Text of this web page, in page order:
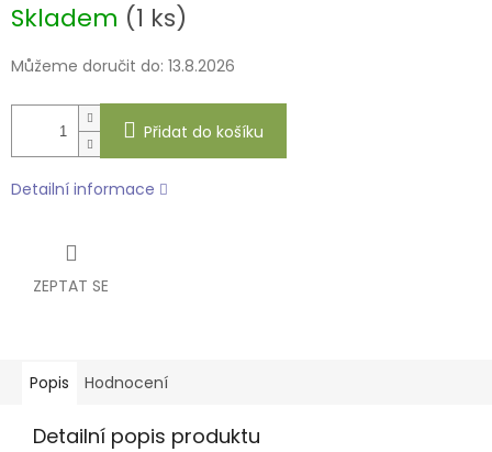
cena:
Skladem (1 ks)
Můžeme doručit do: 13.8.2026
Přidat do košíku
Detailní informace
ZEPTAT SE
Popis Hodnocení
Detailní popis produktu